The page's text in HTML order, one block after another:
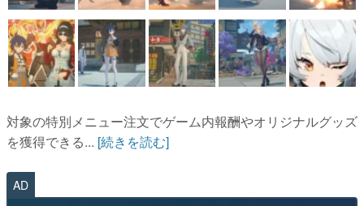
対象の特別メニュー注文でゲーム内報酬やオリジナルグッズ
を獲得できる... [続きを読む]
AD